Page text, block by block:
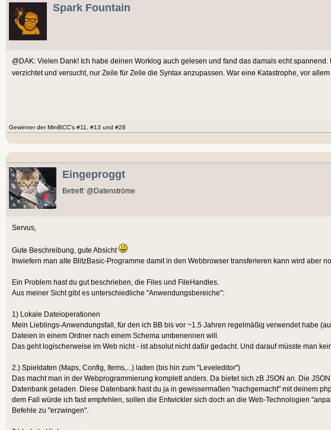
Spark Fountain
@DAK: Vielen Dank! Ich habe deinen Worklog auch gelesen und fand das damals echt
verzichtet und versucht, nur Zeile für Zeile die Syntax anzupassen. War eine Katastrophe, vor
Gewinner der MiniBCC's #11, #13 und #28
Eingeproggt
Betreff: @Datenströme
Servus,
Gute Beschreibung, gute Absicht
Inwiefern man alte BlitzBasic-Programme damit in den Webbrowser transferieren kann wird aber
Ein Problem hast du gut beschrieben, die Files und FileHandles.
Aus meiner Sicht gibt es unterschiedliche "Anwendungsbereiche":
1) Lokale Dateioperationen
Mein Lieblings-Anwendungsfall, für den ich BB bis vor ~1.5 Jahren regelmäßig verwendet habe
Dateien in einem Ordner nach einem Schema umbenennen will.
Das geht logischerweise im Web nicht - ist absolut nicht dafür gedacht. Und darauf müsste man
2.) Spieldaten (Maps, Config, Items,...) laden (bis hin zum "Leveleditor")
Das macht man in der Webprogrammierung komplett anders. Da bietet sich zB JSON an. Die
Datenbank geladen. Diese Datenbank hast du ja in gewissermaßen "nachgemacht" mit deinem
dem Fall würde ich fast empfehlen, sollen die Entwickler sich doch an die Web-Technologien
Befehle zu "erzwingen".